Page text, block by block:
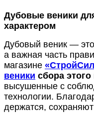
Дубовые веники
характером
Дубовый веник —
а важная часть
магазине
веники сбора этого
высушенные с
технологии.
держатся,